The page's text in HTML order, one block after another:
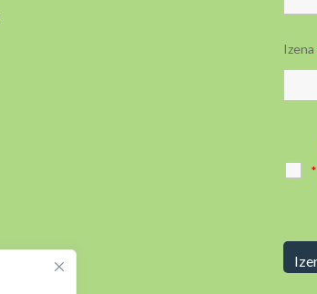
Izena
*